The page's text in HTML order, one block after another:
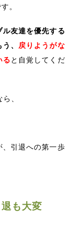
。
友達を優先する
、 戻りようがな
る と自覚してくだ
、
、引退への第一歩
も大変